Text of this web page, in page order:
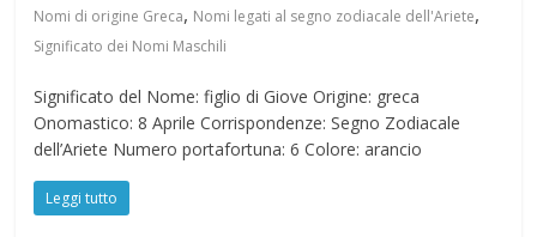
Nomi di origine Greca, Nomi legati al segno zodiacale dell'Ariete,
Significato dei Nomi Maschili
Significato del Nome: figlio di Giove Origine: greca
Onomastico: 8 Aprile Corrispondenze: Segno Zodiacale
dell’Ariete Numero portafortuna: 6 Colore: arancio
Leggi tutto